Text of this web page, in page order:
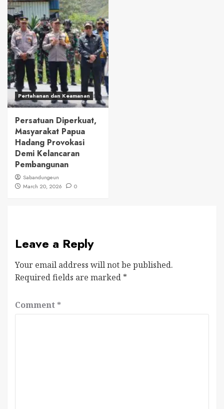
Pertahanan dan Keamanan
Persatuan Diperkuat,
Masyarakat Papua
Hadang Provokasi
Demi Kelancaran
Pembangunan
Sabandungeun
March 20, 2026
0
Leave a Reply
Your email address will not be published.
Required fields are marked *
Comment *